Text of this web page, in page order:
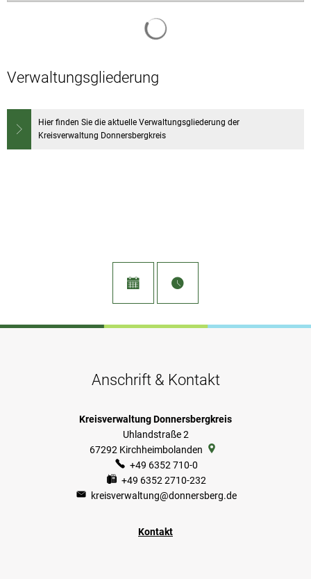
Verwaltungsgliederung
Hier finden Sie die aktuelle Verwaltungsgliederung der
Kreisverwaltung Donnersbergkreis
Anschrift & Kontakt
Kreisverwaltung Donnersbergkreis
Uhlandstraße 2
67292 Kirchheimbolanden
+49 6352 710-0
+49 6352 2710-232
kreisverwaltung@donnersberg.de
Kontakt